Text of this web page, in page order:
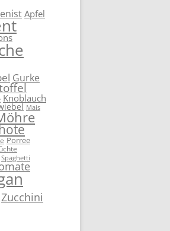
Apfel
Gurke
Knoblauch
Mais
Porree
Spaghetti
Zucchini